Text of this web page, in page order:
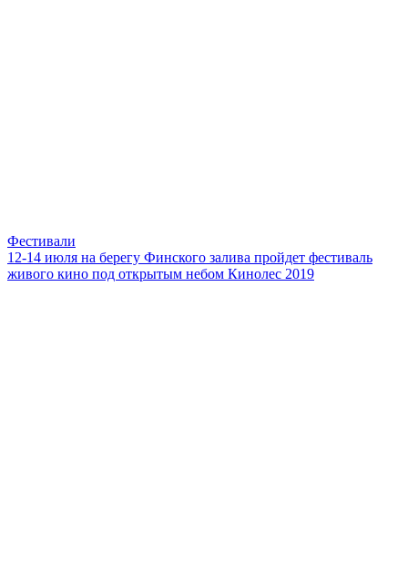
Фестивали
12-14 июля на берегу Финского залива пройдет фестиваль
живого кино под открытым небом Кинолес 2019